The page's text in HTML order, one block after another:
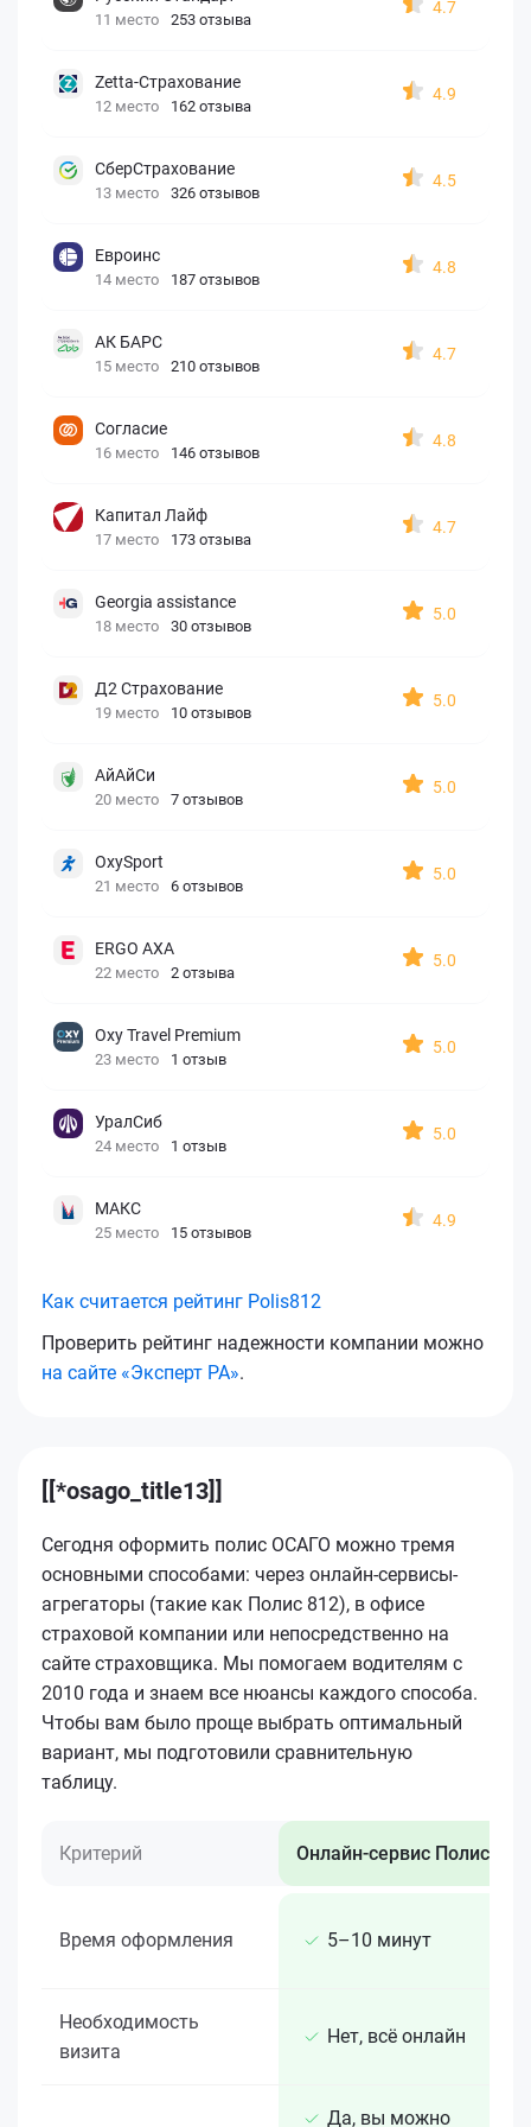
11 место 253 отзыва
4.7
Zetta-Страхование
12 место 162 отзыва
4.9
СберСтрахование
13 место 326 отзывов
4.5
Евроинс
14 место 187 отзывов
4.8
АК БАРС
15 место 210 отзывов
4.7
Согласие
16 место 146 отзывов
4.8
Капитал Лайф
17 место 173 отзыва
4.7
Georgia assistance
18 место 30 отзывов
5.0
Д2 Страхование
19 место 10 отзывов
5.0
АйАйСи
20 место 7 отзывов
5.0
OxySport
21 место 6 отзывов
5.0
ERGO AXA
22 место 2 отзыва
5.0
Oxy Travel Premium
23 место 1 отзыв
5.0
УралСиб
24 место 1 отзыв
5.0
МАКС
25 место 15 отзывов
4.9
Как считается рейтинг Polis812
Проверить рейтинг надежности компании можно
на сайте «Эксперт РА».
[[*osago_title13]]
Сегодня оформить полис ОСАГО можно тремя
основными способами: через онлайн-сервисы-
агрегаторы (такие как Полис 812), в офисе
страховой компании или непосредственно на
сайте страховщика. Мы помогаем водителям с
2010 года и знаем все нюансы каждого способа.
Чтобы вам было проще выбрать оптимальный
вариант, мы подготовили сравнительную
таблицу.
Критерий Онлайн-сервис Полис 812
Время оформления 5–10 минут
Необходимость
визита
Нет, всё онлайн
Да, вы можно